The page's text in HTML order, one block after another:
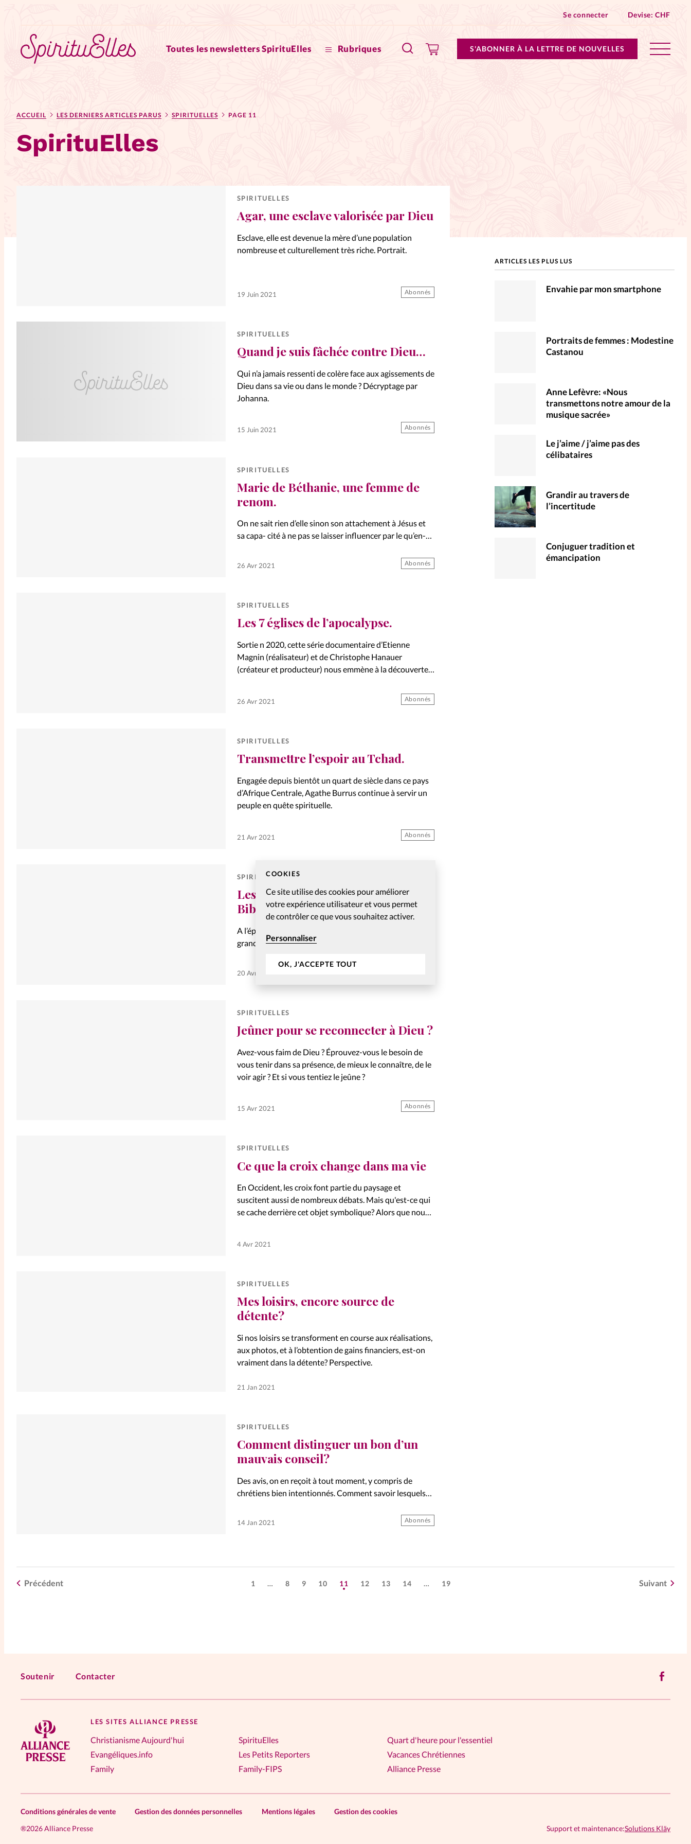
COOKIES
Ce site utilise des cookies pour améliorer
votre expérience utilisateur et vous permet
de contrôler ce que vous souhaitez activer.
Personnaliser
OK, J'ACCEPTE TOUT
Toutes les newsletters SpirituElles Rubriques
Se connecter Devise:CHF
S'ABONNER À LA LETTRE DE NOUVELLES
Actus au féminin
Astuces
Edito
Entre4yeux
La Bible au féminin
Vive la famille
La Pause SpirituElles - toutes les éditions
À propos
Changement d'adresse
ACCUEIL LES DERNIERS ARTICLES PARUS SPIRITUELLES PAGE 11
SpirituElles
SPIRITUELLES
Agar, une esclave valorisée par Dieu
Esclave, elle est devenue la mère d’une population
nombreuse et culturellement très riche. Portrait.
19 Juin 2021 Abonnés
SPIRITUELLES
Quand je suis fâchée contre Dieu…
Qui n’a jamais ressenti de colère face aux agissements de
Dieu dans sa vie ou dans le monde ? Décryptage par
Johanna.
15 Juin 2021 Abonnés
SPIRITUELLES
Marie de Béthanie, une femme de
renom.
On ne sait rien d’elle sinon son attachement à Jésus et
sa capa- cité à ne pas se laisser influencer par le qu’en-
26 Avr 2021 Abonnés
SPIRITUELLES
Les 7 églises de l’apocalypse.
Sortie n 2020, cette série documentaire d’Etienne
Magnin (réalisateur) et de Christophe Hanauer
(créateur et producteur) nous emmène à la découverte
26 Avr 2021 Abonnés
SPIRITUELLES
Transmettre l’espoir au Tchad.
Engagée depuis bientôt un quart de siècle dans ce pays
d’Afrique Centrale, Agathe Burrus continue à servir un
peuple en quête spirituelle.
21 Avr 2021 Abonnés
SPIRITUELLES
Les distanciations sociales dans la
Bible.
A l’époque des masques et des distances plus ou moins
grandes imposées dans les lieux publics ou entre amis, il
enterrées depuis la découverte des vaccins ou…
20 Avr 2021
SPIRITUELLES
Jeûner pour se reconnecter à Dieu ?
Avez-vous faim de Dieu ? Éprouvez-vous le besoin de
vous tenir dans sa présence, de mieux le connaître, de le
voir agir ? Et si vous tentiez le jeûne ?
15 Avr 2021 Abonnés
SPIRITUELLES
Ce que la croix change dans ma vie
En Occident, les croix font partie du paysage et
suscitent aussi de nombreux débats. Mais qu'est-ce qui
se cache derrière cet objet symbolique? Alors que nous
4 Avr 2021
SPIRITUELLES
Mes loisirs, encore source de
détente?
Si nos loisirs se transforment en course aux réalisations,
aux photos, et à l’obtention de gains financiers, est-on
vraiment dans la détente? Perspective.
21 Jan 2021
SPIRITUELLES
Comment distinguer un bon d’un
mauvais conseil?
Des avis, on en reçoit à tout moment, y compris de
chrétiens bien intentionnés. Comment savoir lesquels
14 Jan 2021 Abonnés
Précédent 1 … 8 9 10 11 12 13 14 … 19 Suivant
ARTICLES LES PLUS LUS
Envahie par mon smartphone
Portraits de femmes : Modestine
Castanou
Anne Lefèvre: «Nous
transmettons notre amour de la
musique sacrée»
Le j’aime / j’aime pas des
célibataires
Grandir au travers de
l’incertitude
Conjuguer tradition et
émancipation
Soutenir Contacter
LES SITES ALLIANCE PRESSE
Christianisme Aujourd'hui
Evangéliques.info
Family
SpirituElles
Les Petits Reporters
Family-FIPS
Quart d'heure pour l'essentiel
Vacances Chrétiennes
Alliance Presse
Conditions générales de vente Gestion des données personnelles Mentions légales
Gestion des cookies
®2026 Alliance Presse Support et maintenance:Solutions Kläy